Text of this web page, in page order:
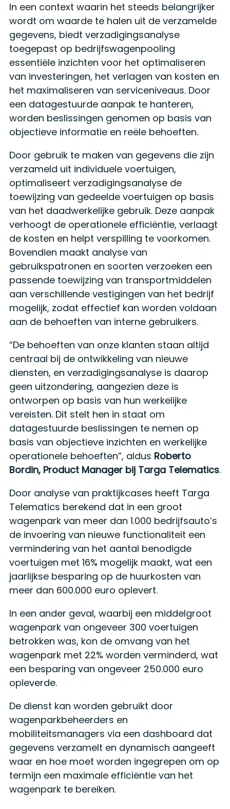
In een context waarin het steeds belangrijker
wordt om waarde te halen uit de verzamelde
gegevens, biedt verzadigingsanalyse
toegepast op bedrijfswagenpooling
essentiële inzichten voor het optimaliseren
van investeringen, het verlagen van kosten en
het maximaliseren van serviceniveaus. Door
een datagestuurde aanpak te hanteren,
worden beslissingen genomen op basis van
objectieve informatie en reële behoeften.
Door gebruik te maken van gegevens die zijn
verzameld uit individuele voertuigen,
optimaliseert verzadigingsanalyse de
toewijzing van gedeelde voertuigen op basis
van het daadwerkelijke gebruik. Deze aanpak
verhoogt de operationele efficiëntie, verlaagt
de kosten en helpt verspilling te voorkomen.
Bovendien maakt analyse van
gebruikspatronen en soorten verzoeken een
passende toewijzing van transportmiddelen
aan verschillende vestigingen van het bedrijf
mogelijk, zodat effectief kan worden voldaan
aan de behoeften van interne gebruikers.
“De behoeften van onze klanten staan altijd
centraal bij de ontwikkeling van nieuwe
diensten, en verzadigingsanalyse is daarop
geen uitzondering, aangezien deze is
ontworpen op basis van hun werkelijke
vereisten. Dit stelt hen in staat om
datagestuurde beslissingen te nemen op
basis van objectieve inzichten en werkelijke
operationele behoeften”, aldus Roberto
Bordin, Product Manager bij Targa Telematics.
Door analyse van praktijkcases heeft Targa
Telematics berekend dat in een groot
wagenpark van meer dan 1.000 bedrijfsauto’s
de invoering van nieuwe functionaliteit een
vermindering van het aantal benodigde
voertuigen met 16% mogelijk maakt, wat een
jaarlijkse besparing op de huurkosten van
meer dan 600.000 euro oplevert.
In een ander geval, waarbij een middelgroot
wagenpark van ongeveer 300 voertuigen
betrokken was, kon de omvang van het
wagenpark met 22% worden verminderd, wat
een besparing van ongeveer 250.000 euro
opleverde.
De dienst kan worden gebruikt door
wagenparkbeheerders en
mobiliteitsmanagers via een dashboard dat
gegevens verzamelt en dynamisch aangeeft
waar en hoe moet worden ingegrepen om op
termijn een maximale efficiëntie van het
wagenpark te bereiken.